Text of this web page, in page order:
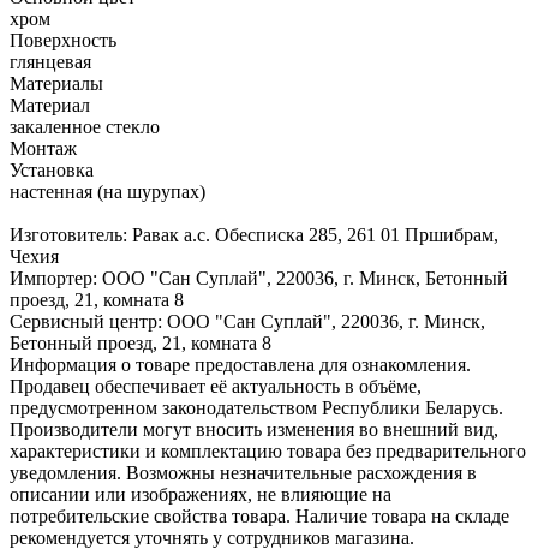
хром
Поверхность
глянцевая
Материалы
Материал
закаленное стекло
Монтаж
Установка
настенная (на шурупах)
Изготовитель: Равак а.с. Обесписка 285, 261 01 Пршибрам,
Чехия
Импортер: ООО "Сан Суплай", 220036, г. Минск, Бетонный
проезд, 21, комната 8
Сервисный центр: ООО "Сан Суплай", 220036, г. Минск,
Бетонный проезд, 21, комната 8
Информация о товаре предоставлена для ознакомления.
Продавец обеспечивает её актуальность в объёме,
предусмотренном законодательством Республики Беларусь.
Производители могут вносить изменения во внешний вид,
характеристики и комплектацию товара без предварительного
уведомления. Возможны незначительные расхождения в
описании или изображениях, не влияющие на
потребительские свойства товара. Наличие товара на складе
рекомендуется уточнять у сотрудников магазина.